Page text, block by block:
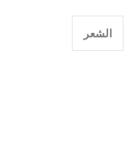
الشعر